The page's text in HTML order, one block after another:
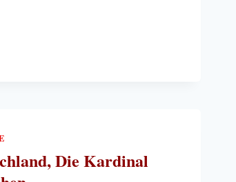
Die Kardinal